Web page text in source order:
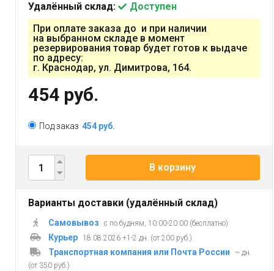
Удалённый склад:
Доступен
При оплате заказа до и при наличии
на выбранном складе в момент
резервирования товар будет готов к выдаче
по адресу:
г. Краснодар, ул. Димитрова, 164.
454 руб.
Под заказ 454 руб.
В корзину
Варианты доставки (удалённый склад)
Самовывоз с по будням, 10:00-20:00 (бесплатно)
Курьер 18.08.2026 +1-2 дн. (от 200 руб.)
Транспортная компания или Почта России
~ дн.
(от 350 руб.)